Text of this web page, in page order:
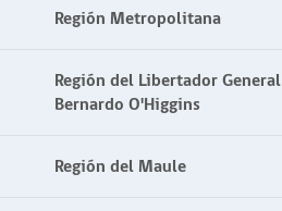
Región Metropolitana
Región del Libertador General
Bernardo O'Higgins
Región del Maule